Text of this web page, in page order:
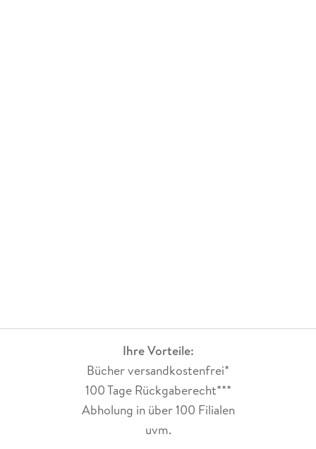
Ihre Vorteile:
Bücher versandkostenfrei*
100 Tage Rückgaberecht***
Abholung in über 100 Filialen
uvm.